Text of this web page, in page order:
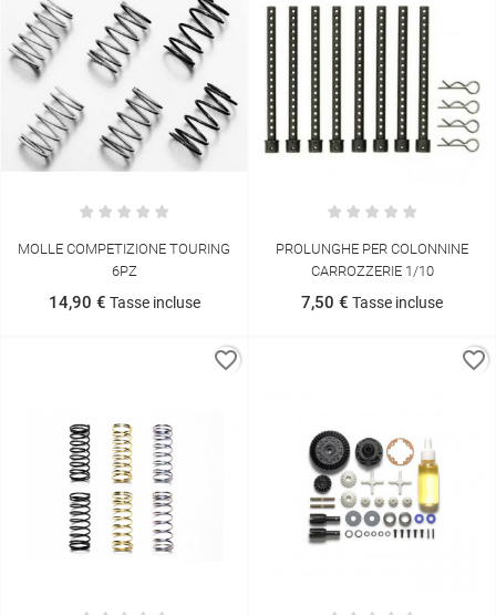
MOLLE COMPETIZIONE TOURING
6PZ
14,90 € Tasse incluse
PROLUNGHE PER COLONNINE
CARROZZERIE 1/10
7,50 € Tasse incluse
favorite_border favorite_border